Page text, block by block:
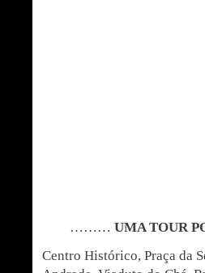
……… UMA TOUR
Centro Histórico, Praça da